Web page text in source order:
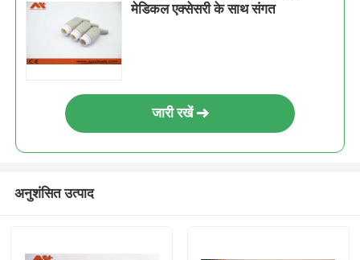
मेडिकल एक्सेसरी के साथ संगत
जारी रखें
अनुशंसित उत्पाद